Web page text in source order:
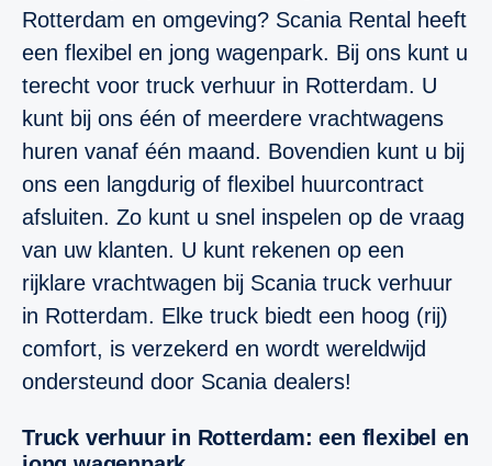
Rotterdam en omgeving? Scania Rental heeft
een flexibel en jong wagenpark. Bij ons kunt u
terecht voor truck verhuur in Rotterdam. U
kunt bij ons één of meerdere vrachtwagens
huren vanaf één maand. Bovendien kunt u bij
ons een langdurig of flexibel huurcontract
afsluiten. Zo kunt u snel inspelen op de vraag
van uw klanten. U kunt rekenen op een
rijklare vrachtwagen bij Scania truck verhuur
in Rotterdam. Elke truck biedt een hoog (rij)
comfort, is verzekerd en wordt wereldwijd
ondersteund door Scania dealers!
Truck verhuur in Rotterdam: een flexibel en